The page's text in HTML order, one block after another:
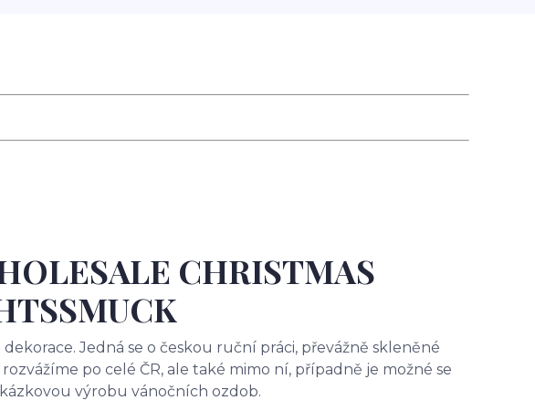
CHRISTMAS
Jedná se o českou ruční práci, převážně skleněné
po celé ČR, ale také mimo ní, případně je možné se
výrobu vánočních ozdob.